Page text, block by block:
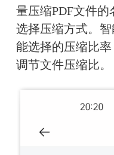
量压缩PDF文件
选择压缩方式。
能选择的压缩比
调节文件压缩比。